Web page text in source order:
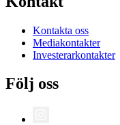
Kontakta oss
Mediakontakter
Investerarkontakter
Följ oss